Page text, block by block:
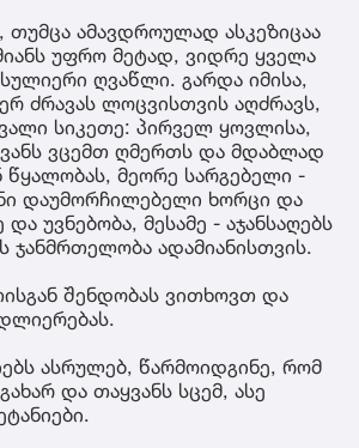
თუმცა ამავდროულად ასკეზიცაა
უფრო მეტად, ვიდრე ყველა
ღვაწლი. გარდა იმისა,
ძრავას ლოცვისთვის აღძრავს,
სიკეთე: პირველ ყოვლისა,
ვცემთ ღმერთს და მდაბლად
წყალობას, მეორე სარგებელი -
დაუმორჩილებელი ხორცი და
უვნებობა, მესამე - აჯანსაღებს
ჯანმრთელობა ადამიანისთვის.
შენდობას ვითხოვთ და
ასრულებ, წარმოიდგინე, რომ
და თაყვანს სცემ, ასე